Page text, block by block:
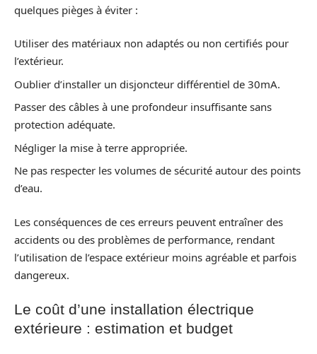
quelques pièges à éviter :
Utiliser des matériaux non adaptés ou non certifiés pour
l’extérieur.
Oublier d’installer un disjoncteur différentiel de 30mA.
Passer des câbles à une profondeur insuffisante sans
protection adéquate.
Négliger la mise à terre appropriée.
Ne pas respecter les volumes de sécurité autour des points
d’eau.
Les conséquences de ces erreurs peuvent entraîner des
accidents ou des problèmes de performance, rendant
l’utilisation de l’espace extérieur moins agréable et parfois
dangereux.
Le coût d’une installation électrique
extérieure : estimation et budget